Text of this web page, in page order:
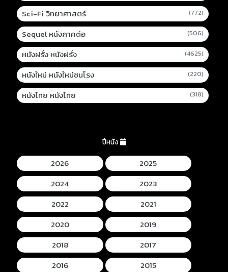
Sci-Fi วิทยาศาสตร์ (772)
Sequel หนังภาคต่อ (506)
หนังฝรั่ง หนังฝรั่ง (4625)
หนังใหม่ หนังใหม่ชนโรง (220)
หนังไทย หนังไทย (318)
ปีหนัง
2026
2025
2024
2023
2022
2021
2020
2019
2018
2017
2016
2015